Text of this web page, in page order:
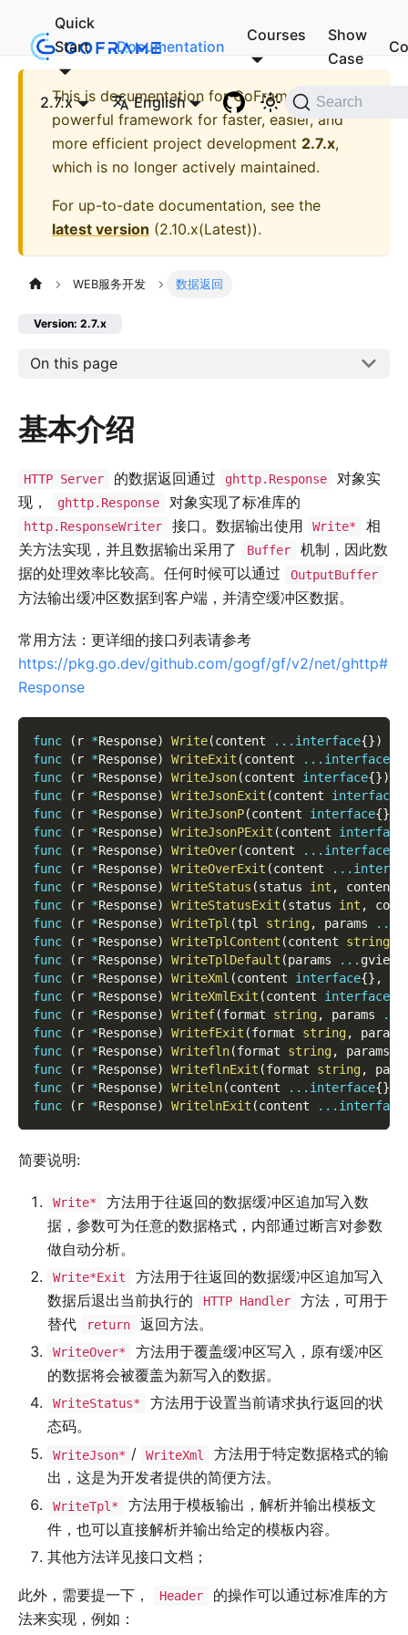
Quick
Start
Documentation
Courses
Show
Case
2.7.x English Search
This is documentation forGoFrame - A
powerful framework for faster, easier, and
more efficient project development 2.7.x,
which is no longer actively maintained.
For up-to-date documentation, see the
latest version (2.10.x(Latest)).
WEB服务开发 数据返回
Version: 2.7.x
On this page
基本介绍
HTTP Server 的数据返回通过 ghttp.Response
对象实
现，
ghttp.Response 对象实现了标准库的
http.ResponseWriter 接口。数据输出使用 Write*
相
关方法实现，并且数据输出采用了
Buffer
机制，因此数
据的处理效率比较高。任何时候可以通过
OutputBuffer
方法输出缓冲区数据到客户端，并清空缓冲区数据。
常用方法：更详细的接口列表请参考
https://pkg.go.dev/github.com/gogf/gf/v2/net/ghttp#
Response
func ( r *Response) Write(content ... interface{})
func
( r *Response) WriteExit (content ... interface
func
( r *Response) WriteJson(content interface{})
func
( r *Response) WriteJsonExit (content interface
func
( r *Response) WriteJsonP(content interface{}
func
( r *Response) WriteJsonPExit (content interface
func
( r *Response) WriteOver(content ... interface
func
( r *Response) WriteOverExit (content ...
func
( r *Response) WriteStatus (status int , content
func
( r *Response) WriteStatusExit (status int ,
func
( r *Response) WriteTpl (tpl string, params ...
func
( r *Response) WriteTplContent (content string
func
( r *Response) WriteTplDefault (params ... gview
func
( r *Response) WriteXml (content interface{} ,
func
( r *Response) WriteXmlExit (content interface
func
( r *Response) Writef(format string, params ...
func
( r *Response) WritefExit (format string,
func
( r *Response) Writefln(format string, params
func
( r *Response) WriteflnExit (format string,
func
( r *Response) Writeln(content ... interface{}
func
( r *Response) WritelnExit (content ... interface
简要说明:
Write*
方法用于往返回的数据缓冲区追加写入数
据，参数可为任意的数据格式，内部通过断言对参数
做自动分析。
Write*Exit
方法用于往返回的数据缓冲区追加写入
数据后退出当前执行的
HTTP Handler
方法，可用于
替代
return 返回方法。
WriteOver*
方法用于覆盖缓冲区写入，原有缓冲区
的数据将会被覆盖为新写入的数据。
WriteStatus*
方法用于设置当前请求执行返回的状
态码。
WriteJson* / WriteXml
方法用于特定数据格式的输
出，这是为开发者提供的简便方法。
WriteTpl*
方法用于模板输出，解析并输出模板文
件，也可以直接解析并输出给定的模板内容。
其他方法详见接口文档；
此外，需要提一下， Header
的操作可以通过标准库的方
法来实现，例如：